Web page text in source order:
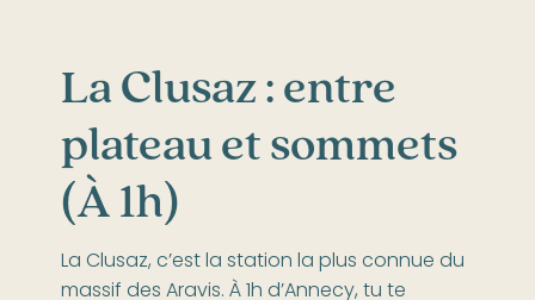
La Clusaz : entre
plateau et sommets
(À 1h)
La Clusaz, c’est la station la plus connue du
massif des Aravis. À 1h d’Annecy, tu te